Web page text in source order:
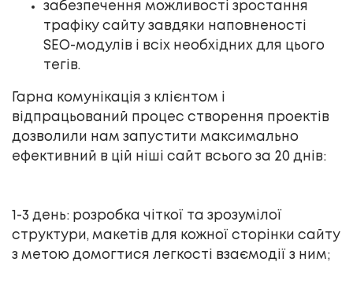
забезпечення можливості зростання
трафіку сайту завдяки наповненості
SEO-модулів і всіх необхідних для цього
тегів.
Гарна комунікація з клієнтом і
відпрацьований процес створення проектів
дозволили нам запустити максимально
ефективний в цій ніші сайт всього за 20 днів:
1-3 день: розробка чіткої та зрозумілої
структури, макетів для кожної сторінки сайту
з метою домогтися легкості взаємодії з ним;